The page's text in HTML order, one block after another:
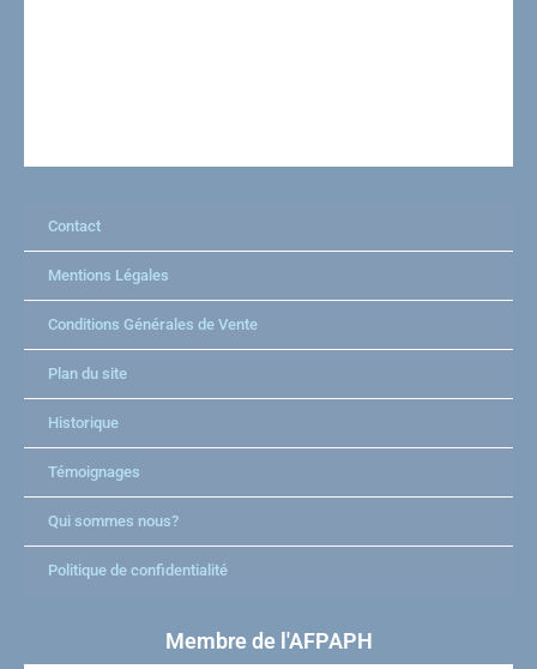
Contact
Mentions Légales
Conditions Générales de Vente
Plan du site
Historique
Témoignages
Qui sommes nous?
Politique de confidentialité
Membre de l'AFPAPH